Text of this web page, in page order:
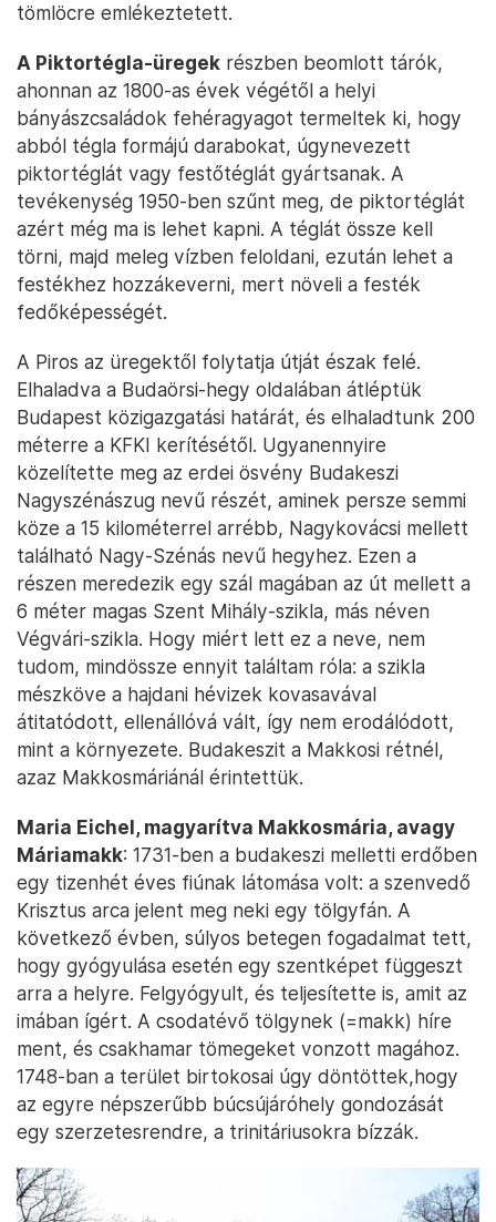
tömlöcre emlékeztetett.
A Piktortégla-üregek részben beomlott tárók,
ahonnan az 1800-as évek végétől a helyi
bányászcsaládok fehéragyagot termeltek ki, hogy
abból tégla formájú darabokat, úgynevezett
piktortéglát vagy festőtéglát gyártsanak. A
tevékenység 1950-ben szűnt meg, de piktortéglát
azért még ma is lehet kapni. A téglát össze kell
törni, majd meleg vízben feloldani, ezután lehet a
festékhez hozzákeverni, mert növeli a festék
fedőképességét.
A Piros az üregektől folytatja útját észak felé.
Elhaladva a Budaörsi-hegy oldalában átléptük
Budapest közigazgatási határát, és elhaladtunk 200
méterre a KFKI kerítésétől. Ugyanennyire
közelítette meg az erdei ösvény Budakeszi
Nagyszénászug nevű részét, aminek persze semmi
köze a 15 kilométerrel arrébb, Nagykovácsi mellett
található Nagy-Szénás nevű hegyhez. Ezen a
részen meredezik egy szál magában az út mellett a
6 méter magas Szent Mihály-szikla, más néven
Végvári-szikla. Hogy miért lett ez a neve, nem
tudom, mindössze ennyit találtam róla: a szikla
mészköve a hajdani hévizek kovasavával
átitatódott, ellenállóvá vált, így nem erodálódott,
mint a környezete. Budakeszit a Makkosi rétnél,
azaz Makkosmáriánál érintettük.
Maria Eichel, magyarítva Makkosmária, avagy
Máriamakk: 1731-ben a budakeszi melletti erdőben
egy tizenhét éves fiúnak látomása volt: a szenvedő
Krisztus arca jelent meg neki egy tölgyfán. A
következő évben, súlyos betegen fogadalmat tett,
hogy gyógyulása esetén egy szentképet függeszt
arra a helyre. Felgyógyult, és teljesítette is, amit az
imában ígért. A csodatévő tölgynek (=makk) híre
ment, és csakhamar tömegeket vonzott magához.
1748-ban a terület birtokosai úgy döntöttek,hogy
az egyre népszerűbb búcsújáróhely gondozását
egy szerzetesrendre, a trinitáriusokra bízzák.